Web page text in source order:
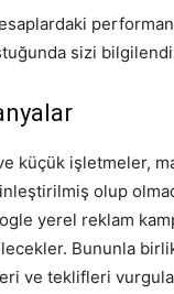
sizi
küçük işletmeler,
olup
yerel reklam
Bununla
ve teklifleri